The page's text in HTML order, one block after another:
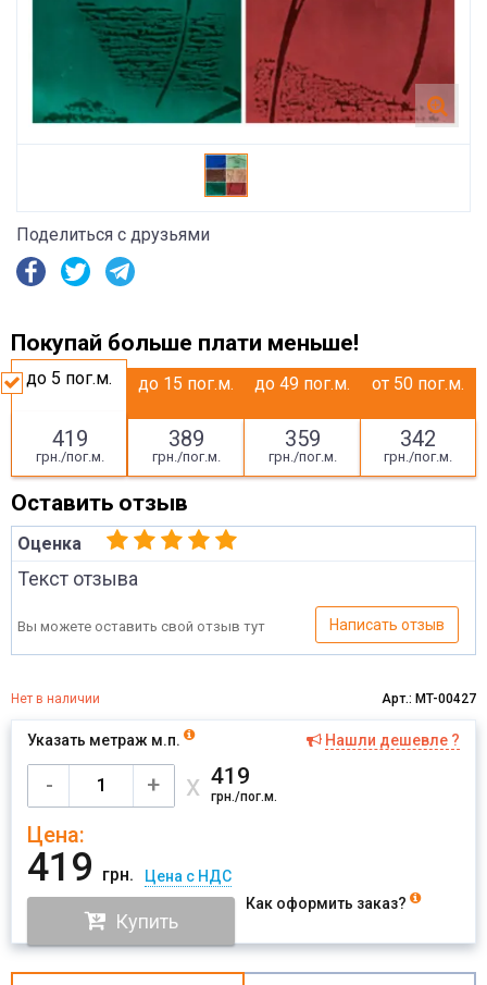
Поделиться с друзьями
Покупай больше плати меньше!
до 5 пог.м.
419
грн./пог.м.
до 15 пог.м.
389
грн./пог.м.
до 49 пог.м.
359
грн./пог.м.
от 50 пог.м.
342
грн./пог.м.
Оставить отзыв
Оценка
Текст отзыва
Вы можете оставить свой отзыв тут Написать отзыв
Нет в наличии Арт.: MT-00427
Указать метраж м.п. Нашли дешевле ?
- + х 419
грн./пог.м.
Цена:
419 грн. Цена с НДС
Купить
Как оформить заказ?